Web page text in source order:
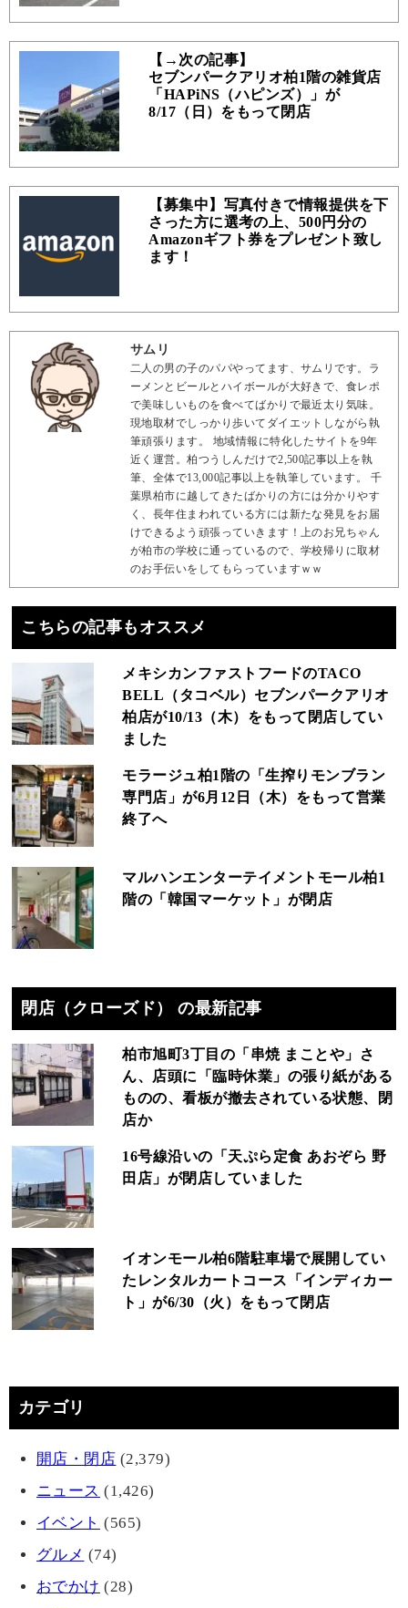
【→次の記事】
セブンパークアリオ柏1階の雑貨店
「HAPiNS（ハピンズ）」が
8/17（日）をもって閉店
【募集中】写真付きで情報提供を下
さった方に選考の上、500円分の
Amazonギフト券をプレゼント致し
ます！
サムリ
二人の男の子のパパやってます、サムリです。ラ
ーメンとビールとハイボールが大好きで、食レポ
で美味しいものを食べてばかりで最近太り気味。
現地取材でしっかり歩いてダイエットしながら執
筆頑張ります。 地域情報に特化したサイトを9年
近く運営。柏つうしんだけで2,500記事以上を執
筆、全体で13,000記事以上を執筆しています。 千
葉県柏市に越してきたばかりの方には分かりやす
く、長年住まわれている方には新たな発見をお届
けできるよう頑張っていきます！上のお兄ちゃん
が柏市の学校に通っているので、学校帰りに取材
のお手伝いをしてもらっていますｗｗ
こちらの記事もオススメ
メキシカンファストフードのTACO
BELL（タコベル）セブンパークアリオ
柏店が10/13（木）をもって閉店してい
ました
モラージュ柏1階の「生搾りモンブラン
専門店」が6月12日（木）をもって営業
終了へ
マルハンエンターテイメントモール柏1
階の「韓国マーケット」が閉店
閉店（クローズド） の最新記事
柏市旭町3丁目の「串焼 まことや」さ
ん、店頭に「臨時休業」の張り紙がある
ものの、看板が撤去されている状態、閉
店か
16号線沿いの「天ぷら定食 あおぞら 野
田店」が閉店していました
イオンモール柏6階駐車場で展開してい
たレンタルカートコース「インディカー
ト」が6/30（火）をもって閉店
カテゴリ
開店・閉店 (2,379)
ニュース (1,426)
イベント (565)
グルメ (74)
おでかけ (28)